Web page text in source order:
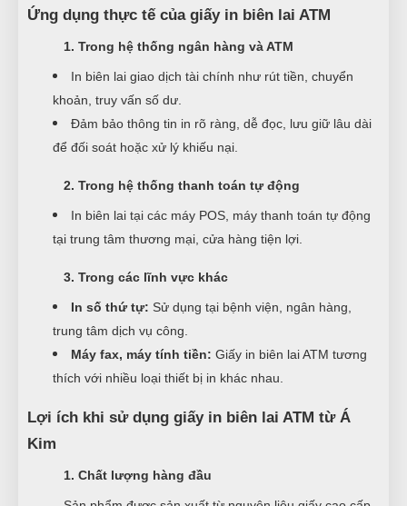
Ứng dụng thực tế của giấy in biên lai ATM
1. Trong hệ thống ngân hàng và ATM
In biên lai giao dịch tài chính như rút tiền, chuyển
khoản, truy vấn số dư.
Đảm bảo thông tin in rõ ràng, dễ đọc, lưu giữ lâu dài
để đối soát hoặc xử lý khiếu nại.
2. Trong hệ thống thanh toán tự động
In biên lai tại các máy POS, máy thanh toán tự động
tại trung tâm thương mại, cửa hàng tiện lợi.
3. Trong các lĩnh vực khác
In số thứ tự: Sử dụng tại bệnh viện, ngân hàng,
trung tâm dịch vụ công.
Máy fax, máy tính tiền: Giấy in biên lai ATM tương
thích với nhiều loại thiết bị in khác nhau.
Lợi ích khi sử dụng giấy in biên lai ATM từ Á
Kim
1. Chất lượng hàng đầu